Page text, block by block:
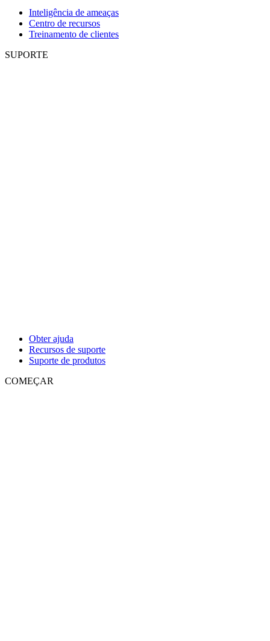
Inteligência de ameaças
Centro de recursos
Treinamento de clientes
SUPORTE
Obter ajuda
Recursos de suporte
Suporte de produtos
COMEÇAR